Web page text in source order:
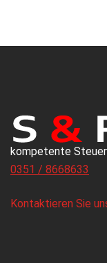
kompetente
0351 / 8668633
Kontaktieren Sie